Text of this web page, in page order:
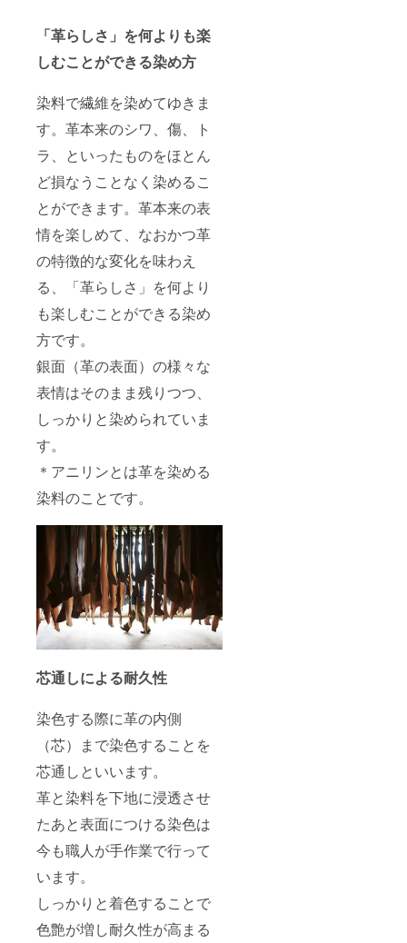
「革らしさ」を何よりも楽
しむことができる染め方
染料で繊維を染めてゆきま
す。革本来のシワ、傷、ト
ラ、といったものをほとん
ど損なうことなく染めるこ
とができます。革本来の表
情を楽しめて、なおかつ革
の特徴的な変化を味わえ
る、「革らしさ」を何より
も楽しむことができる染め
方です。
銀面（革の表面）の様々な
表情はそのまま残りつつ、
しっかりと染められていま
す。
＊アニリンとは革を染める
染料のことです。
芯通しによる耐久性
染色する際に革の内側
（芯）まで染色することを
芯通しといいます。
革と染料を下地に浸透させ
たあと表面につける染色は
今も職人が手作業で行って
います。
しっかりと着色することで
色艶が増し耐久性が高まる